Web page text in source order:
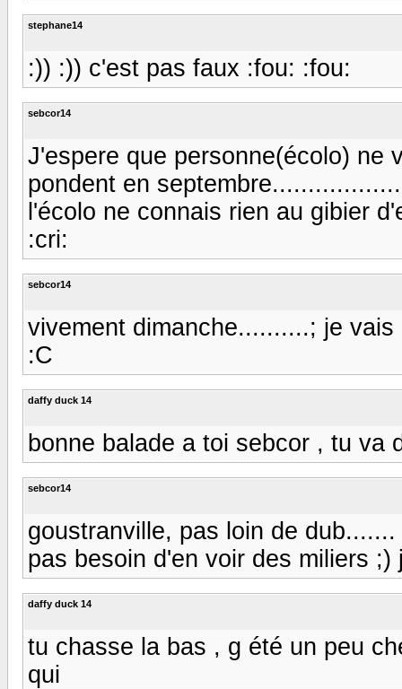
stephane14
:)) :)) c'est pas faux :fou: :fou:
sebcor14
J'espere que personne(écolo) ne
pondent en
l'écolo ne connais rien au gibier
:cri:
sebcor14
vivement dimanche..........; je
:C
daffy duck 14
bonne balade a toi sebcor , tu va
sebcor14
goustranville, pas loin de
pas besoin d'en voir des miliers
daffy duck 14
tu chasse la bas , g été un peu
qui